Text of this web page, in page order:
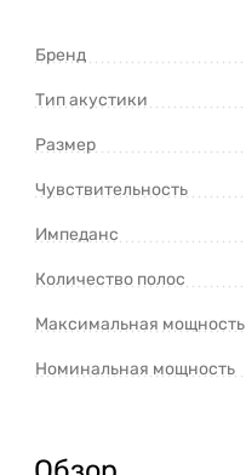
Бренд
Тип акустики
Размер
Чувствительность
Импеданс
Количество полос
Максимальная мощность
Номинальная мощность